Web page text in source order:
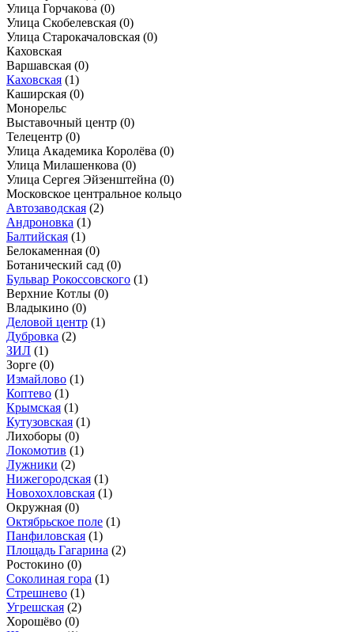
Улица Горчакова (0)
Улица Скобелевская (0)
Улица Старокачаловская (0)
Каховская
Варшавская (0)
Каховская (1)
Каширская (0)
Монорельс
Выставочный центр (0)
Телецентр (0)
Улица Академика Королёва (0)
Улица Милашенкова (0)
Улица Сергея Эйзенштейна (0)
Московское центральное кольцо
Автозаводская (2)
Андроновка (1)
Балтийская (1)
Белокаменная (0)
Ботанический сад (0)
Бульвар Рокоссовского (1)
Верхние Котлы (0)
Владыкино (0)
Деловой центр (1)
Дубровка (2)
ЗИЛ (1)
Зорге (0)
Измайлово (1)
Коптево (1)
Крымская (1)
Кутузовская (1)
Лихоборы (0)
Локомотив (1)
Лужники (2)
Нижегородская (1)
Новохохловская (1)
Окружная (0)
Октябрьское поле (1)
Панфиловская (1)
Площадь Гагарина (2)
Ростокино (0)
Соколиная гора (1)
Стрешнево (1)
Угрешская (2)
Хорошёво (0)